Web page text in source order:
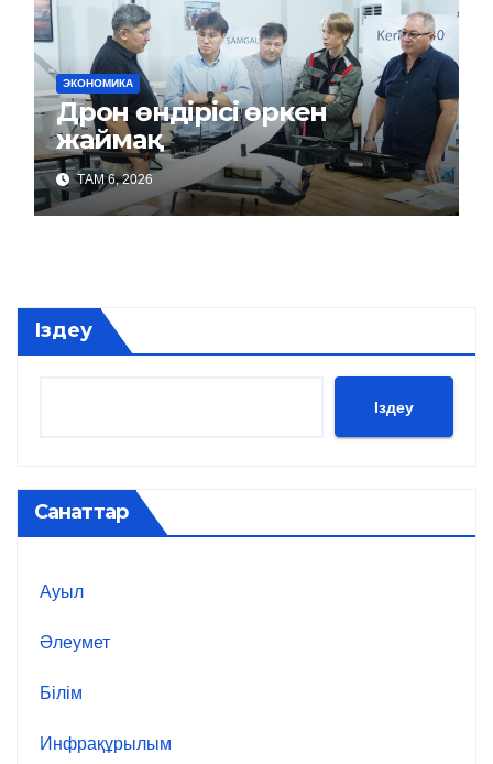
ЭКОНОМИКА
Дрон өндірісі өркен
жаймақ
ТАМ 6, 2026
Іздеу
Іздеу
Санаттар
Ауыл
Әлеумет
Білім
Инфрақұрылым